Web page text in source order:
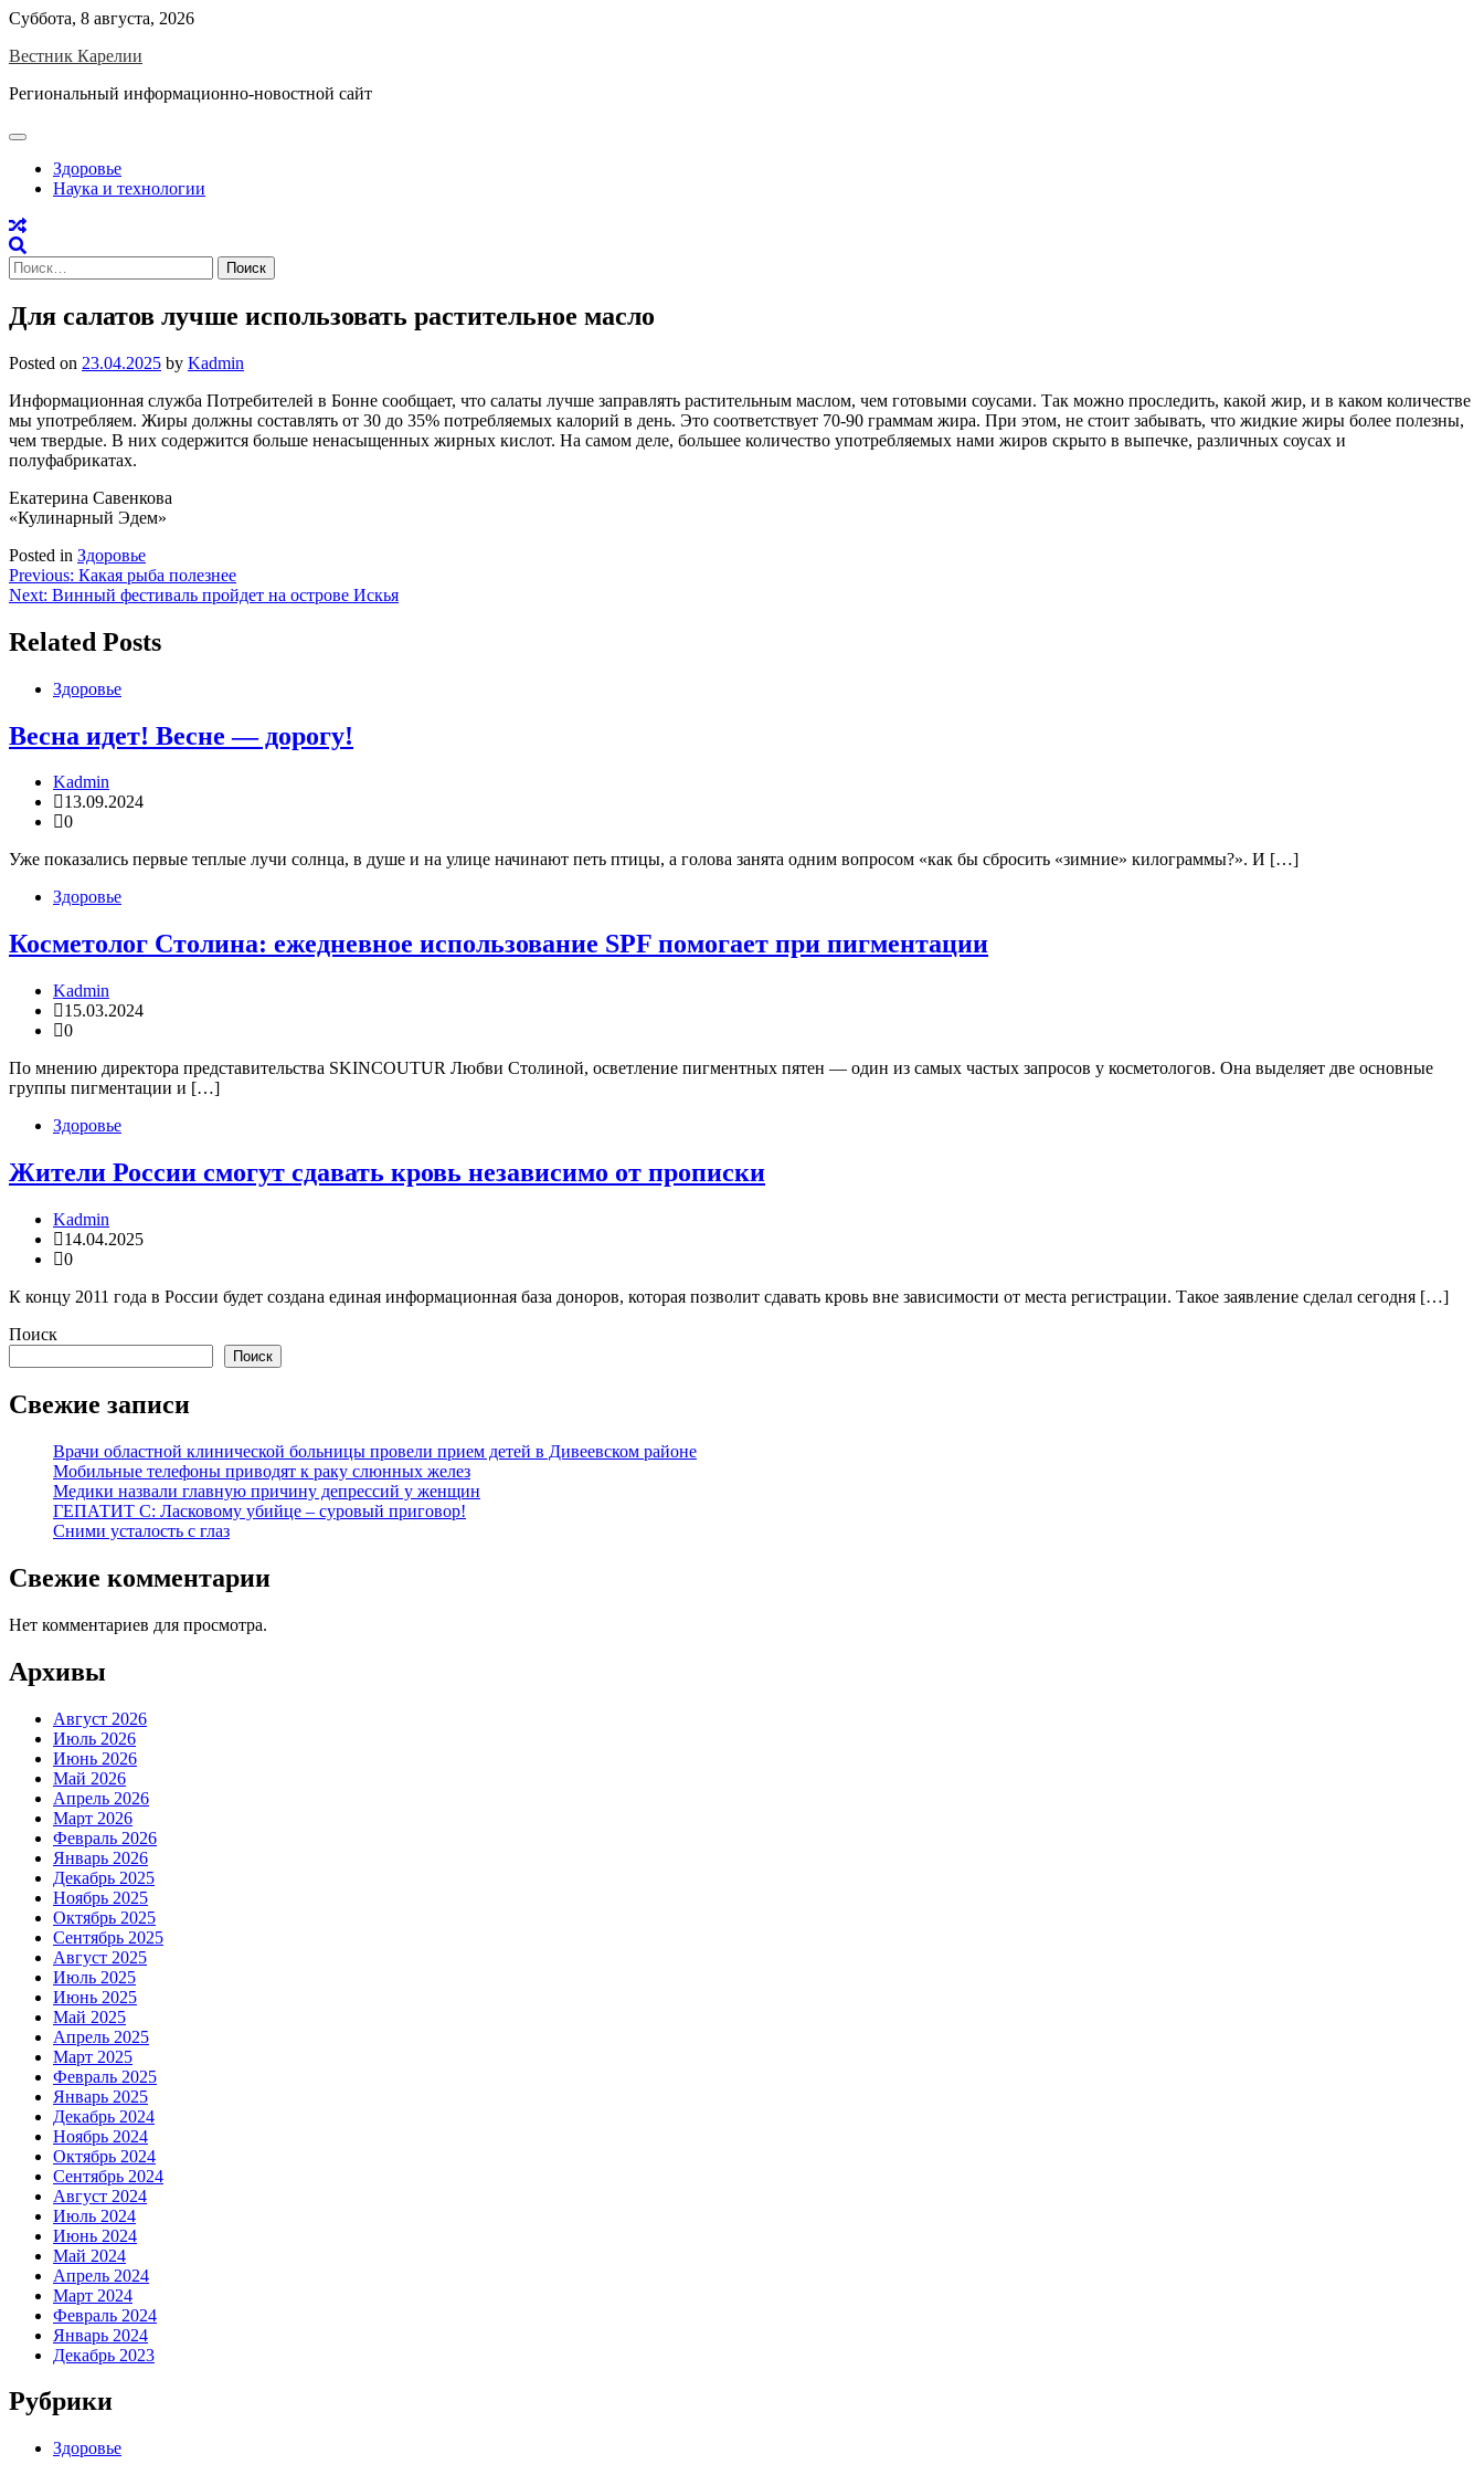
Skip
content
Суббота, 8 августа, 2026
Вестник Карелии
Региональный информационно-новостной сайт
Здоровье
Наука и технологии
Найти:
Для салатов лучше использовать растительное масло
Posted on 23.04.2025 by Kadmin
Информационная служба Потребителей в Бонне сообщает, что салаты лучше заправлять растительным маслом, чем готовыми соусами. Так можно проследить, какой жир, и в каком количестве
мы употребляем. Жиры должны составлять от 30 до 35% потребляемых калорий в день. Это соответствует 70-90 граммам жира. При этом, не стоит забывать, что жидкие жиры более полезны,
чем твердые. В них содержится больше ненасыщенных жирных кислот. На самом деле, большее количество употребляемых нами жиров скрыто в выпечке, различных соусах и
полуфабрикатах.
Екатерина Савенкова
«Кулинарный Эдем»
Posted in Здоровье
Навигация
по
записям
Previous: Какая рыба полезнее
Next: Винный фестиваль пройдет на острове Искья
Related Posts
Здоровье
Весна идет! Весне — дорогу!
Kadmin
13.09.2024
0
Уже показались первые теплые лучи солнца, в душе и на улице начинают петь птицы, а голова занята одним вопросом «как бы сбросить «зимние» килограммы?». И […]
Здоровье
Косметолог Столина: ежедневное использование SPF помогает при пигментации
Kadmin
15.03.2024
0
По мнению директора представительства SKINCOUTUR Любви Столиной, осветление пигментных пятен — один из самых частых запросов у косметологов. Она выделяет две основные
группы пигментации и […]
Здоровье
Жители России смогут сдавать кровь независимо от прописки
Kadmin
14.04.2025
0
К концу 2011 года в России будет создана единая информационная база доноров, которая позволит сдавать кровь вне зависимости от места регистрации. Такое заявление сделал сегодня […]
Поиск
Поиск
Свежие записи
Врачи областной клинической больницы провели прием детей в Дивеевском районе
Мобильные телефоны приводят к раку слюнных желез
Медики назвали главную причину депрессий у женщин
ГЕПАТИТ С: Ласковому убийце – суровый приговор!
Сними усталость с глаз
Свежие комментарии
Нет комментариев для просмотра.
Архивы
Август 2026
Июль 2026
Июнь 2026
Май 2026
Апрель 2026
Март 2026
Февраль 2026
Январь 2026
Декабрь 2025
Ноябрь 2025
Октябрь 2025
Сентябрь 2025
Август 2025
Июль 2025
Июнь 2025
Май 2025
Апрель 2025
Март 2025
Февраль 2025
Январь 2025
Декабрь 2024
Ноябрь 2024
Октябрь 2024
Сентябрь 2024
Август 2024
Июль 2024
Июнь 2024
Май 2024
Апрель 2024
Март 2024
Февраль 2024
Январь 2024
Декабрь 2023
Рубрики
Здоровье